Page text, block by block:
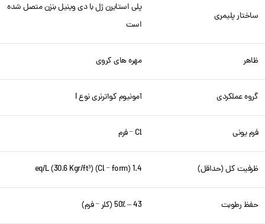
ساختار پلیمری
پلی استایرن ژل با دی وینیل بنزن متصل شده
است
ظاهر مهره های کروی
گروه عملکردی آمونیوم کواترنری نوع I
فرم یونی Cl
–فرم
ظرفیت کل (حداقل) 1.4 eq/L (30.6 Kgr/ft³) (Cl
–form)
حفظ رطوبت 43 – 50٪ (کلر –فرم)